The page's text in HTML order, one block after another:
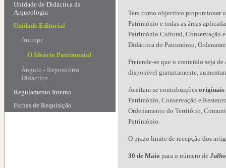
Unidade de Didáctica da
Arqueologia
Unidade Editorial
Antrope
O Ideário Patrimonial
Ângulo - Repositório
Didáctico
Regulamento Interno
Fichas de Requisição
Tem como objectivo proporcionar
Património e todas as áreas
Património Cultural, Conservação
Didáctica do Património,
Pretende-se que o conteúdo seja
disponível gratuitamente,
Aceitam-se contribuições originais
Património, Conservação e
Ordenamento do Território,
Património.
O prazo limite de recepção dos
30 de Maio para o número de